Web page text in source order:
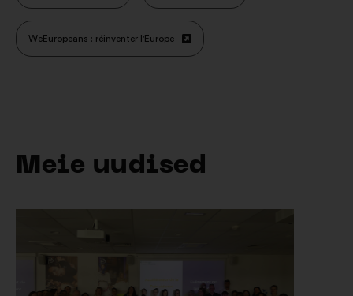
vahelehel
WeEuropeans : réinventer l'Europe
Meie uudised